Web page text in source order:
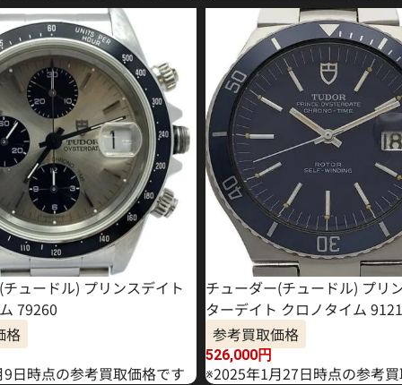
ュードル) プリンスデイト
79260
格
日時点の参考買取価格です
チューダー(チュードル) プリ
ターデイト クロノタイム
参考買取価格
526,000円
※2025年1月27日時点の参考